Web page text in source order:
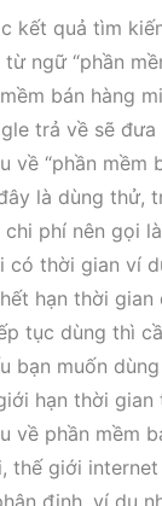
kết quả tìm
ngữ “phần
bán hàng
trả về sẽ
về “phần mềm
là dùng thử,
phí nên gọi
có thời gian ví
hạn thời
tục dùng thì
bạn muốn
hạn thời gian
về phần mềm
thế giới
định, ví dụ